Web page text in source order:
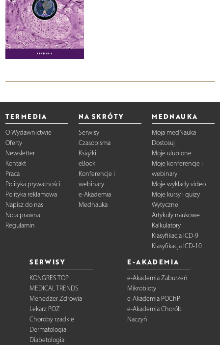
TERMEDIA
O Wydawnictwie
Oferty
Newsletter
Kontakt
Praca
Polityka prywatności
Polityka reklamowa
Napisz do nas
Nota prawna
Regulamin
NA SKRÓTY
Serwisy
Czasopisma
Książki
eBooki
Konferencje i
webinary
e-Akademia
Mednauka
MEDNAUKA
Moja medNauka
Dostosuj
Moje ulubione
Moje konferencje i
webinary
Moje wykłady video
Moje kursy i quizy
Wytyczne
Artykuły naukowe
Kalkulatory
Klasyfikacja ICD-9
Klasyfikacja ICD-10
SERWISY
KONGRES TOP
MEDICAL TRENDS
Menedżer Zdrowia
Lekarz POZ
Choroby rzadkie
Dermatologia
Diabetologia
E-AKADEMIA
e-Akademia Zaburzeń
Mikrobioty
e-Akademia POChP
e-Akademia Chorób
Naczyń